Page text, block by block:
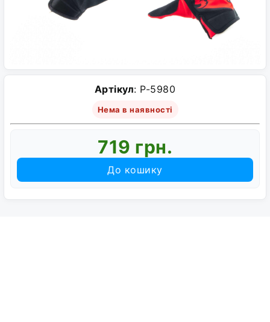
Артікул: P-5980
Нема в наявності
719 грн.
До кошику